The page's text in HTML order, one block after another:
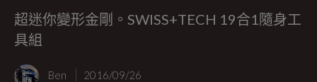
超迷你變形金剛。SWISS+TECH 19合1隨身工
具組
Ben 2016/09/26